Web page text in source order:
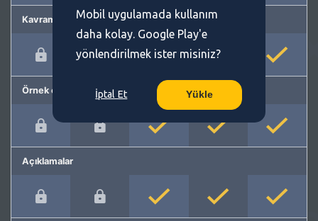
Kavram önerme
Örnek cümleler
Açıklamalar
Mobil uygulamada kullanım
daha kolay. Google Play'e
yönlendirilmek ister misiniz?
İptal Et Yükle